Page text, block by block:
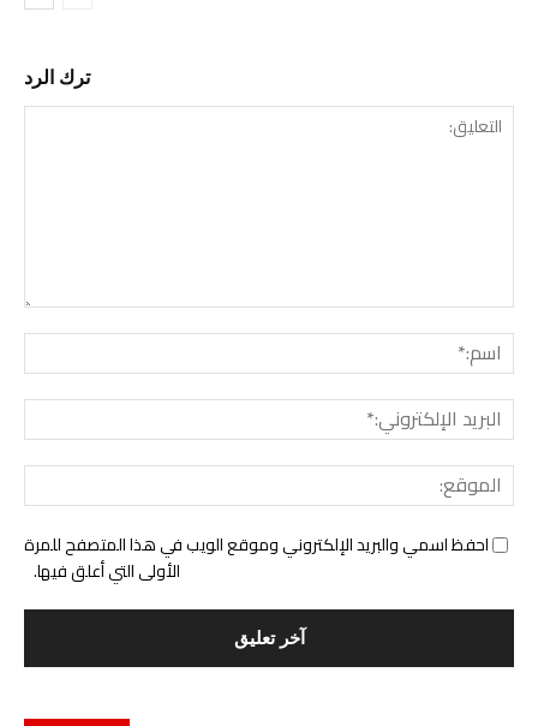
ترك الرد
احفظ اسمي والبريد الإلكتروني وموقع الويب في هذا المتصفح للمرة
الأولى التي أعلق فيها.